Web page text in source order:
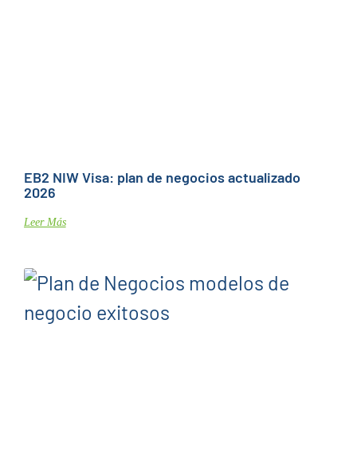
EB2 NIW Visa: plan de negocios actualizado
2026
Leer Más